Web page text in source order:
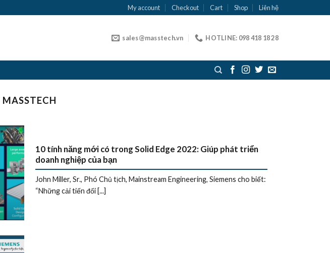
My account Checkout Cart Shop Liên hệ
sales@masstech.vn HOTLINE: 098 418 18 28
MASSTECH
10 tính năng mới có trong Solid Edge 2022: Giúp phát triển
doanh nghiệp của bạn
John Miller, Sr., Phó Chủ tịch, Mainstream Engineering, Siemens cho biết:
“Những cải tiến đối [...]